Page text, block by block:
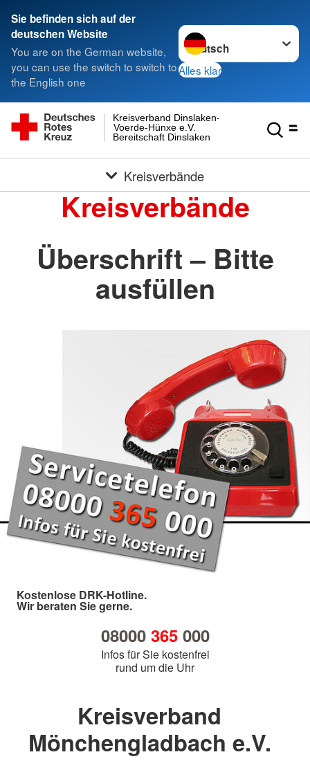
Sie befinden sich auf der
deutschen Website
You are on the German website,
you can use the switch to switch to
the English one
Sprache wechseln zu
Alles klar
Bereitschaft Dinslaken
Voerde-Hünxe e.V.
Kreisverband Dinslaken-
Kreisverbände
Kreisverbände
Überschrift – Bitte
ausfüllen
Kostenlose DRK-Hotline.
Wir beraten Sie gerne.
08000 365000
Infos für Sie kostenfrei
rund um die Uhr
Kreisverband
Mönchengladbach e.V.